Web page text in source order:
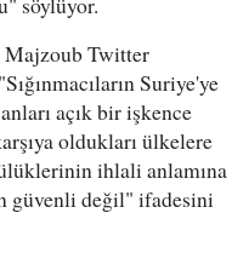
Majzoub Twitter
Suriye'ye
açık bir işkence
oldukları ülkelere
ihlali anlamına
güvenli değil" ifadesini